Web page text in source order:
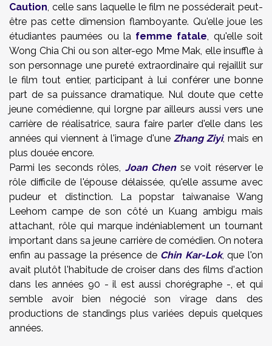
Caution, celle sans laquelle le film ne posséderait peut-
être pas cette dimension flamboyante. Qu'elle joue les
étudiantes paumées ou la femme fatale, qu'elle soit
Wong Chia Chi ou son alter-ego Mme Mak, elle insuffle à
son personnage une pureté extraordinaire qui rejaillit sur
le film tout entier, participant à lui conférer une bonne
part de sa puissance dramatique. Nul doute que cette
jeune comédienne, qui lorgne par ailleurs aussi vers une
carrière de réalisatrice, saura faire parler d'elle dans les
années qui viennent à l'image d'une Zhang Ziyi, mais en
plus douée encore.
Parmi les seconds rôles, Joan Chense voit réserver le
rôle difficile de l'épouse délaissée, qu'elle assume avec
pudeur et distinction. La popstar taiwanaise Wang
Leehom campe de son côté un Kuang ambigu mais
attachant, rôle qui marque indéniablement un tournant
important dans sa jeune carrière de comédien. On notera
enfin au passage la présence de Chin Kar-Lok, que l'on
avait plutôt l'habitude de croiser dans des films d'action
dans les années 90 - il est aussi chorégraphe -, et qui
semble avoir bien négocié son virage dans des
productions de standings plus variées depuis quelques
années.